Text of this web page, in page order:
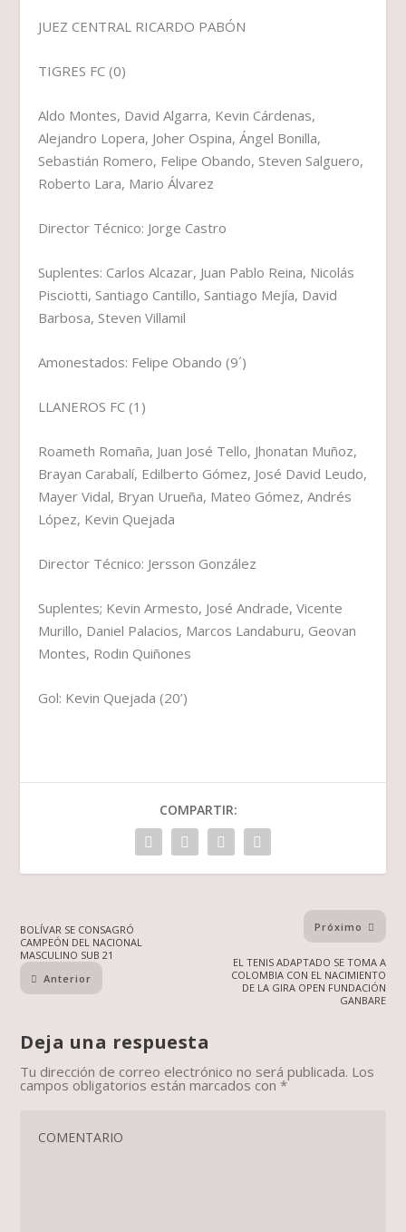
JUEZ CENTRAL RICARDO PABÓN
TIGRES FC (0)
Aldo Montes, David Algarra, Kevin Cárdenas,
Alejandro Lopera, Joher Ospina, Ángel Bonilla,
Sebastián Romero, Felipe Obando, Steven Salguero,
Roberto Lara, Mario Álvarez
Director Técnico: Jorge Castro
Suplentes: Carlos Alcazar, Juan Pablo Reina, Nicolás
Pisciotti, Santiago Cantillo, Santiago Mejía, David
Barbosa, Steven Villamil
Amonestados: Felipe Obando (9´)
LLANEROS FC (1)
Roameth Romaña, Juan José Tello, Jhonatan Muñoz,
Brayan Carabalí, Edilberto Gómez, José David Leudo,
Mayer Vidal, Bryan Urueña, Mateo Gómez, Andrés
López, Kevin Quejada
Director Técnico: Jersson González
Suplentes; Kevin Armesto, José Andrade, Vicente
Murillo, Daniel Palacios, Marcos Landaburu, Geovan
Montes, Rodin Quiñones
Gol: Kevin Quejada (20’)
COMPARTIR:
BOLÍVAR SE CONSAGRÓ
CAMPEÓN DEL NACIONAL
MASCULINO SUB 21
Anterior
Próximo
EL TENIS ADAPTADO SE TOMA A
COLOMBIA CON EL NACIMIENTO
DE LA GIRA OPEN FUNDACIÓN
GANBARE
Deja una respuesta
Tu dirección de correo electrónico no será publicada. Los
campos obligatorios están marcados con*